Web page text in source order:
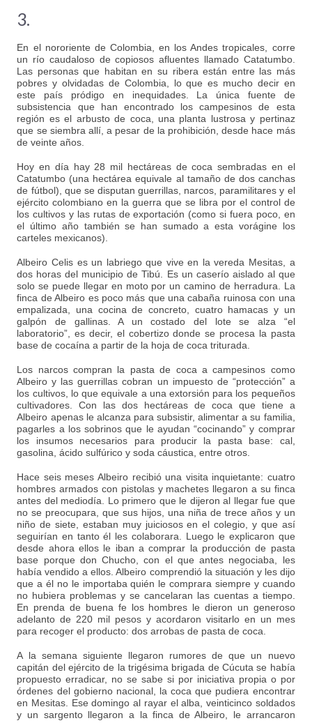
3.
En el nororiente de Colombia, en los Andes tropicales, corre
un río caudaloso de copiosos afluentes llamado Catatumbo.
Las personas que habitan en su ribera están entre las más
pobres y olvidadas de Colombia, lo que es mucho decir en
este país pródigo en inequidades. La única fuente de
subsistencia que han encontrado los campesinos de esta
región es el arbusto de coca, una planta lustrosa y pertinaz
que se siembra allí, a pesar de la prohibición, desde hace más
de veinte años.
Hoy en día hay 28 mil hectáreas de coca sembradas en el
Catatumbo (una hectárea equivale al tamaño de dos canchas
de fútbol), que se disputan guerrillas, narcos, paramilitares y el
ejército colombiano en la guerra que se libra por el control de
los cultivos y las rutas de exportación (como si fuera poco, en
el último año también se han sumado a esta vorágine los
carteles mexicanos).
Albeiro Celis es un labriego que vive en la vereda Mesitas, a
dos horas del municipio de Tibú. Es un caserío aislado al que
solo se puede llegar en moto por un camino de herradura. La
finca de Albeiro es poco más que una cabaña ruinosa con una
empalizada, una cocina de concreto, cuatro hamacas y un
galpón de gallinas. A un costado del lote se alza “el
laboratorio”, es decir, el cobertizo donde se procesa la pasta
base de cocaína a partir de la hoja de coca triturada.
Los narcos compran la pasta de coca a campesinos como
Albeiro y las guerrillas cobran un impuesto de “protección” a
los cultivos, lo que equivale a una extorsión para los pequeños
cultivadores. Con las dos hectáreas de coca que tiene a
Albeiro apenas le alcanza para subsistir, alimentar a su familia,
pagarles a los sobrinos que le ayudan “cocinando” y comprar
los insumos necesarios para producir la pasta base: cal,
gasolina, ácido sulfúrico y soda cáustica, entre otros.
Hace seis meses Albeiro recibió una visita inquietante: cuatro
hombres armados con pistolas y machetes llegaron a su finca
antes del mediodía. Lo primero que le dijeron al llegar fue que
no se preocupara, que sus hijos, una niña de trece años y un
niño de siete, estaban muy juiciosos en el colegio, y que así
seguirían en tanto él les colaborara. Luego le explicaron que
desde ahora ellos le iban a comprar la producción de pasta
base porque don Chucho, con el que antes negociaba, les
había vendido a ellos. Albeiro comprendió la situación y les dijo
que a él no le importaba quién le comprara siempre y cuando
no hubiera problemas y se cancelaran las cuentas a tiempo.
En prenda de buena fe los hombres le dieron un generoso
adelanto de 220 mil pesos y acordaron visitarlo en un mes
para recoger el producto: dos arrobas de pasta de coca.
A la semana siguiente llegaron rumores de que un nuevo
capitán del ejército de la trigésima brigada de Cúcuta se había
propuesto erradicar, no se sabe si por iniciativa propia o por
órdenes del gobierno nacional, la coca que pudiera encontrar
en Mesitas. Ese domingo al rayar el alba, veinticinco soldados
y un sargento llegaron a la finca de Albeiro, le arrancaron